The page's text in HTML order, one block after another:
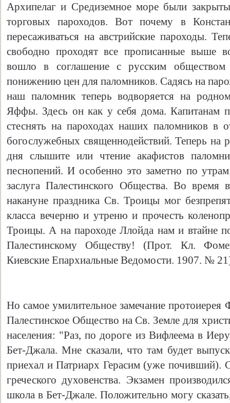
Архипелаг и Средиземное море были
торговых пароходов. Вот почему в
пересаживаться на австрийскиe пароходы.
свободно проходят все прописанные выше
вошло в соглашение с русским обществом
понижению цен для паломников. Садясь на
наш паломник теперь водворяется на
Яффы. Здесь он как у себя дома. Капитанам
стеснять на пароходах наших паломников в
богослужебных священнодействий. Теперь на
дня слышите или чтение акафистов
песнопений. И особенно это заметно по
заслуга Палестинского Общества. Во время
накануне праздника Св. Троицы мог
класса вечерню и утреню и прочесть
Троицы. А на пароходе Ллойда нам и втайне
Палестинскому Обществу! (Прот. Кл.
Киевские Епархиальные Ведомости. 1907. №
Но самое умилительное замечание
Палестинское Общество на Св. Земле для
населения: "Раз, по дороге из Вифлеема в
Бет-Джала. Мне сказали, что там будет
приехал и Патриарх Герасим (уже почивший).
греческого духовенства. Экзамен
школа в Бет-Джале. Положительно могу